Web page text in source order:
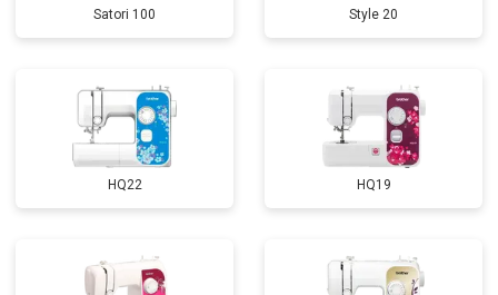
Satori 100 Style 20
HQ22 HQ19